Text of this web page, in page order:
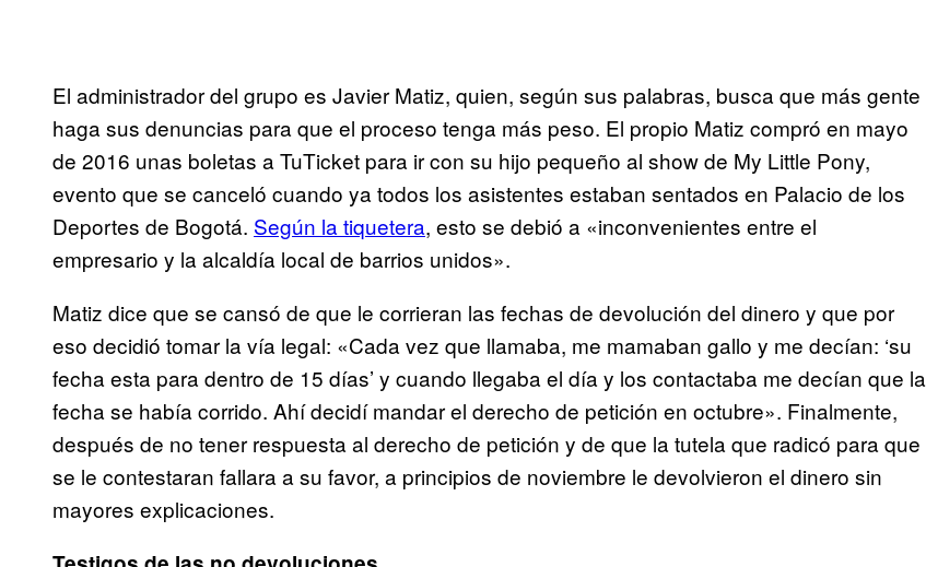
El administrador del grupo es Javier Matiz, quien, según sus palabras, busca que más gente
haga sus denuncias para que el proceso tenga más peso. El propio Matiz compró en mayo
de 2016 unas boletas a TuTicket para ir con su hijo pequeño al show de My Little Pony,
evento que se canceló cuando ya todos los asistentes estaban sentados en Palacio de los
Deportes de Bogotá. Según la tiquetera, esto se debió a «inconvenientes entre el
empresario y la alcaldía local de barrios unidos».
Matiz dice que se cansó de que le corrieran las fechas de devolución del dinero y que por
eso decidió tomar la vía legal: «Cada vez que llamaba, me mamaban gallo y me decían: ‘su
fecha esta para dentro de 15 días’ y cuando llegaba el día y los contactaba me decían que la
fecha se había corrido. Ahí decidí mandar el derecho de petición en octubre». Finalmente,
después de no tener respuesta al derecho de petición y de que la tutela que radicó para que
se le contestaran fallara a su favor, a principios de noviembre le devolvieron el dinero sin
mayores explicaciones.